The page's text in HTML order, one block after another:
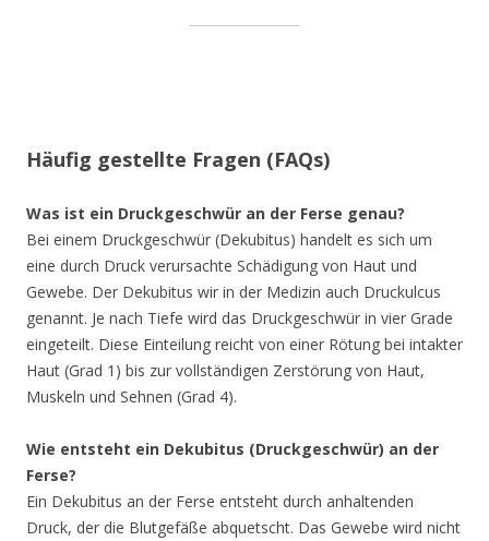
Häufig gestellte Fragen (FAQs)
Was ist ein Druckgeschwür an der Ferse genau?
Bei einem Druckgeschwür (Dekubitus) handelt es sich um
eine durch Druck verursachte Schädigung von Haut und
Gewebe. Der Dekubitus wir in der Medizin auch Druckulcus
genannt. Je nach Tiefe wird das Druckgeschwür in vier Grade
eingeteilt. Diese Einteilung reicht von einer Rötung bei intakter
Haut (Grad 1) bis zur vollständigen Zerstörung von Haut,
Muskeln und Sehnen (Grad 4).
Wie entsteht ein Dekubitus (Druckgeschwür) an der
Ferse?
Ein Dekubitus an der Ferse entsteht durch anhaltenden
Druck, der die Blutgefäße abquetscht. Das Gewebe wird nicht